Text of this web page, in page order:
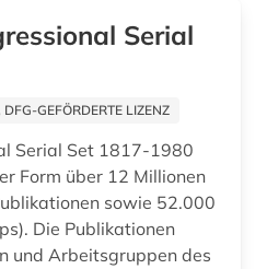
Serial
GEFÖRDERTE LIZENZ
Serial Set 1817-1980
Form über 12 Millionen
sowie 52.000
Die Publikationen
und Arbeitsgruppen des